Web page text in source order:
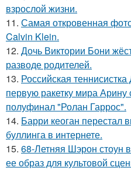
взрослой жизни.
11. Самая откровенная
Calvin Klein.
12. Дочь Виктории Бони
разводе родителей.
13. Российская
первую ракетку мира
полуфинал "Ролан Гаррос".
14. Барри кеоган перестал
буллинга в интернете.
15. 68-Летняя Шэрон стоун
ее образ для культовой